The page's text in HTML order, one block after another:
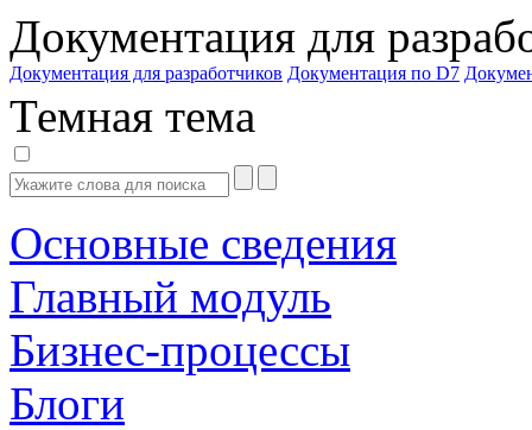
Документация для
Документация для разработчиков Документация по D7
Темная тема
Основные сведения
Главный модуль
Бизнес-процессы
Блоги